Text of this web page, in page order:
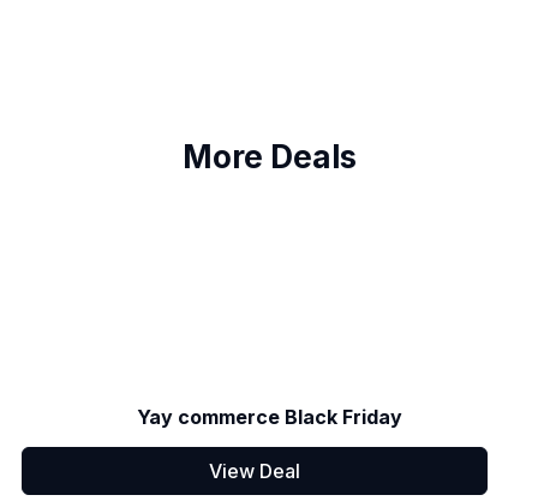
More Deals
Yay commerce Black Friday
View Deal